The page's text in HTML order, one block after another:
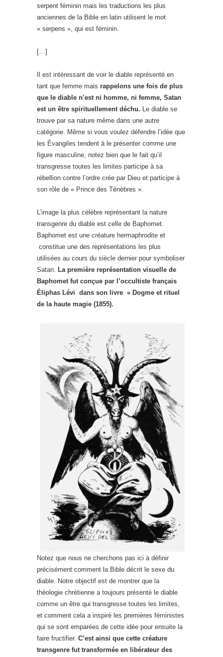
serpent féminin mais les traductions les plus
anciennes de la Bible en latin utilisent le mot
« serpens », qui est féminin.
[…]
Il est intéressant de voir le diable représenté en
tant que femme mais rappelons une fois de plus
que le diable n’est ni homme, ni femme, Satan
est un être spirituellement déchu. Le diable se
trouve par sa nature même dans une autre
catégorie. Même si vous voulez défendre l’idée que
les Évangiles tendent à le présenter comme une
figure masculine, notez bien que le fait qu’il
transgresse toutes les limites participe à sa
rébellion contre l’ordre crée par Dieu et participe à
son rôle de « Prince des Ténèbres ».
L’image la plus célèbre représentant la nature
transgenre du diable est celle de Baphomet.
Baphomet est une créature hermaphrodite et
constitue une des représentations les plus
utilisées au cours du siècle dernier pour symboliser
Satan. La première représentation visuelle de
Baphomet fut conçue par l’occultiste français
Éliphas Lévi dans son livre « Dogme et rituel
de la haute magie (1855).
Notez que nous ne cherchons pas ici à définir
précisément comment la Bible décrit le sexe du
diable. Notre objectif est de montrer que la
théologie chrétienne a toujours présenté le diable
comme un être qui transgresse toutes les limites,
et comment cela a inspiré les premières féministes
qui se sont emparées de cette idée pour ensuite la
faire fructifier. C’est ainsi que cette créature
transgenre fut transformée en libérateur des